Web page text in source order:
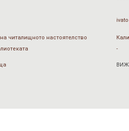
читалищното настоятелство
-
ВИЖ